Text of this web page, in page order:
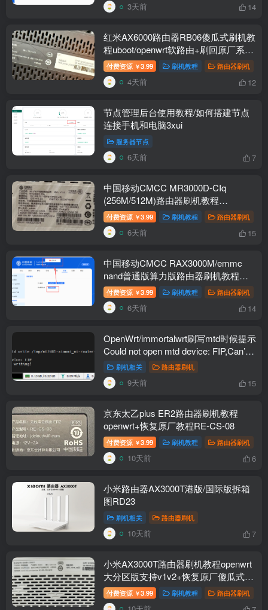
3天前 14
红米AX6000路由器RB06傻瓜式刷机教
程uboot/openwrt软路由+刷回原厂系统
教程
付费资源 ￥3.99 刷机教程 路由器刷机
4天前 12
节点管理后台使用教程/如何搭建节点
连接手机和电脑3xui
服务器节点
6天前 7
中国移动CMCC MR3000D-CIq
(256M/512M)路由器刷机教程
openwrt+恢复原厂
付费资源 ￥3.99 刷机教程 路由器刷机
6天前 15
中国移动CMCC RAX3000M/emmc
nand普通版算力版路由器刷机教程
openwrt+恢复原厂
付费资源 ￥3.99 刷机教程 路由器刷机
6天前 14
OpenWrt/immortalwrt刷写mtd时候提示
Could not open mtd device: FIP,Can’t
open device for writing!解决办法
刷机相关 路由器刷机
9天前 15
京东太乙plus ER2路由器刷机教程
openwrt+恢复原厂教程RE-CS-08
付费资源 ￥3.99 刷机教程 路由器刷机
10天前 6
小米路由器AX3000T港版/国际版拆箱
图RD23
刷机相关 路由器刷机
10天前 7
小米AX3000T路由器刷机教程openwrt
大分区版支持v1v2+恢复原厂傻瓜式
RD03/RD23
付费资源 ￥3.99 刷机教程 路由器刷机